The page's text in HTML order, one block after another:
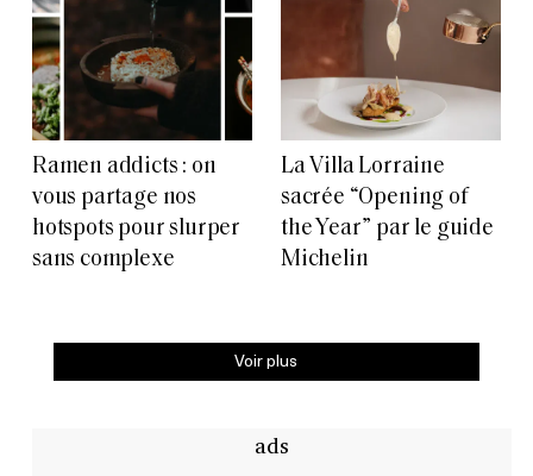
Ramen addicts : on
vous partage nos
hotspots pour slurper
sans complexe
La Villa Lorraine
sacrée “Opening of
the Year” par le guide
Michelin
Voir plus
ads